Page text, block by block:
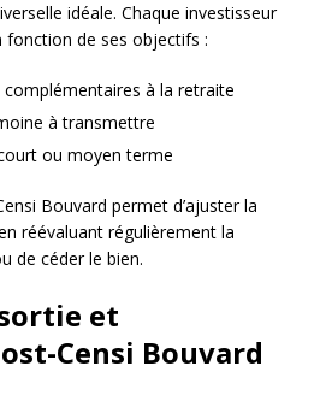
idéale. Chaque investisseur
de ses objectifs :
à la retraite
à transmettre
ou moyen terme
Bouvard permet d’ajuster la
réévaluant régulièrement la
de céder le bien.
et
Censi Bouvard